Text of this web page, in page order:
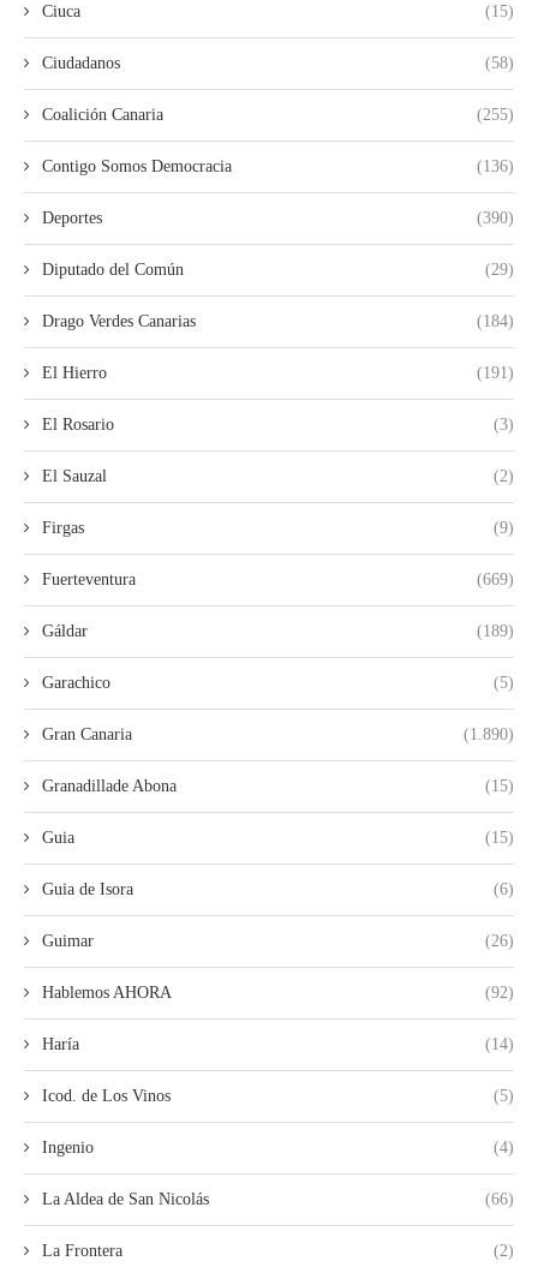
Ciuca (15)
Ciudadanos (58)
Coalición Canaria (255)
Contigo Somos Democracia (136)
Deportes (390)
Diputado del Común (29)
Drago Verdes Canarias (184)
El Hierro (191)
El Rosario (3)
El Sauzal (2)
Firgas (9)
Fuerteventura (669)
Gáldar (189)
Garachico (5)
Gran Canaria (1.890)
Granadillade Abona (15)
Guia (15)
Guia de Isora (6)
Guimar (26)
Hablemos AHORA (92)
Haría (14)
Icod. de Los Vinos (5)
Ingenio (4)
La Aldea de San Nicolás (66)
La Frontera (2)